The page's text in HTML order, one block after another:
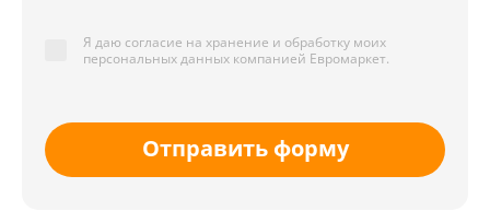
Я даю согласие на хранение и обработку моих
персональных данных компанией Евромаркет.
Отправить форму